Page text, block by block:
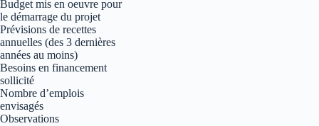
Budget mis en oeuvre pour
le démarrage du projet
Prévisions de recettes
annuelles (des 3 dernières
années au moins)
Besoins en financement
sollicité
Nombre d’emplois
envisagés
Observations